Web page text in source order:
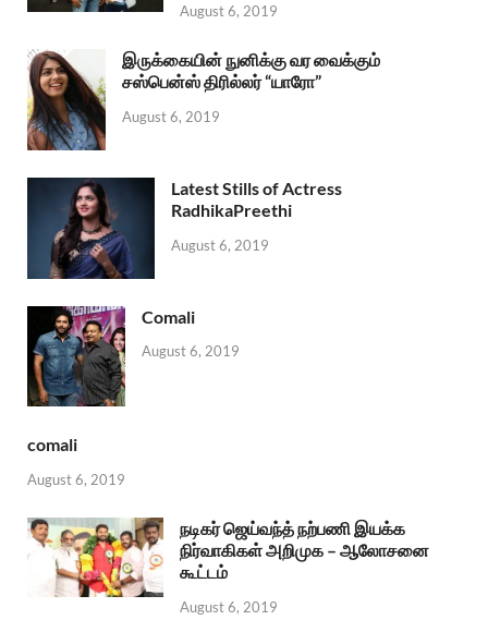
August 6, 2019
இருக்கையின் நுனிக்கு வர வைக்கும்
சஸ்பென்ஸ் திரில்லர் “யாரோ”
August 6, 2019
Latest Stills of Actress
RadhikaPreethi
August 6, 2019
Comali
August 6, 2019
comali
August 6, 2019
நடிகர் ஜெய்வந்த் நற்பணி இயக்க
நிர்வாகிகள் அறிமுக – ஆலோசனை
கூட்டம்
August 6, 2019